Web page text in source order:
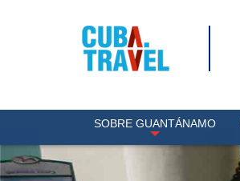
SOBRE GUANTÁNAMO